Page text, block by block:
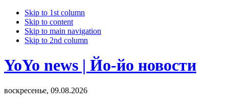
Skip to 1st column
Skip to content
Skip to main navigation
Skip to 2nd column
YoYo news | Йо-йо новости
воскресенье, 09.08.2026